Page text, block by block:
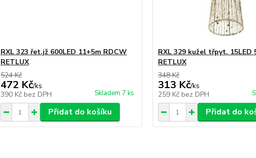
RXL 323 řet.jž 600LED 11+5m RDCW
RETLUX
524 Kč
472 Kč/ks
390 Kč bez DPH Skladem 7 ks
Přidat do košíku
RXL 329 kužel třpyt. 15LED
RETLUX
348 Kč
313 Kč/ks
259 Kč bez DPH
Přidat do